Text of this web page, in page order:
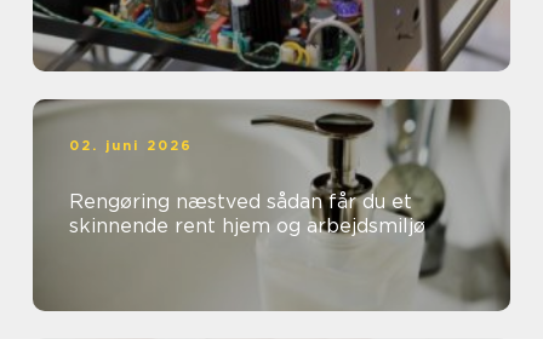
02. juni 2026
Rengøring næstved sådan får du et
skinnende rent hjem og arbejdsmiljø